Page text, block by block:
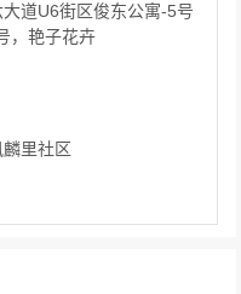
道U6街区俊东公寓-5号
，艳子花卉
里社区